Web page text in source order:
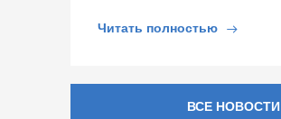
Читать полностью
ВСЕ НОВОСТИ